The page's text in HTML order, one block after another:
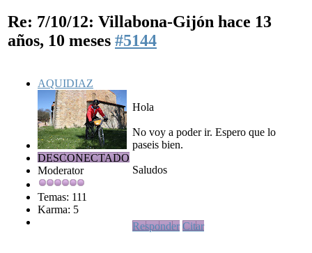
Re: 7/10/12: Villabona-Gijón hace 13
años, 10 meses #5144
AQUIDIAZ
DESCONECTADO
Moderator
Temas: 111
Karma: 5
Hola
No voy a poder ir. Espero que lo
paseis bien.
Saludos
Responder Citar